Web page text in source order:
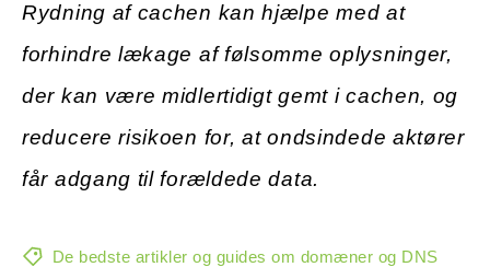
Rydning af cachen kan hjælpe med at
forhindre lækage af følsomme oplysninger,
der kan være midlertidigt gemt i cachen, og
reducere risikoen for, at ondsindede aktører
får adgang til forældede data.
De bedste artikler og guides om domæner og DNS